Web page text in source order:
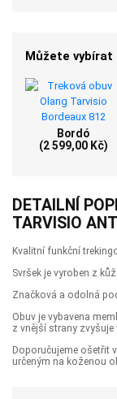
Můžete vybírat
Bordó
(2 599,00 Kč)
DETAILNÍ
TARVISIO
Kvalitní funkční
Svršek je vyroben z
Značková a odolná
Obuv je vybavena
z vnější strany
Doporučujeme ošetřit
určeným na koženou